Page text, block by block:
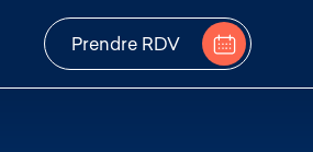
Prendre RDV